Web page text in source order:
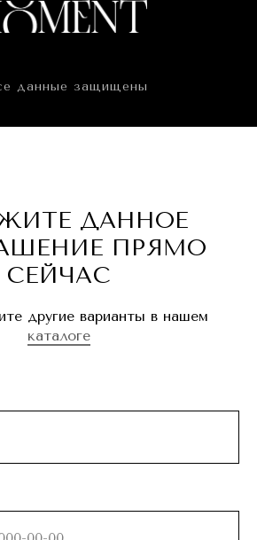
данные защищены
ДАННОЕ
ПРЯМО
СЕЙЧАС
другие варианты в нашем
каталоге